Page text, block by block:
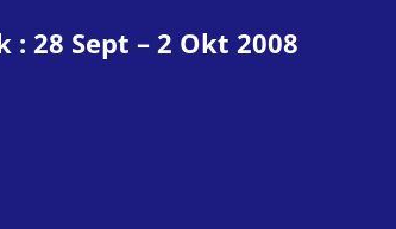
28 Sept – 2 Okt 2008